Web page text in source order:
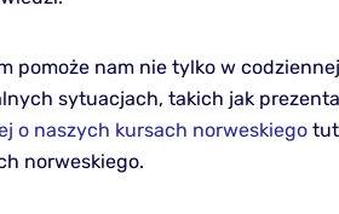
pomoże nam nie tylko w codziennej
sytuacjach, takich jak
o naszych kursach norweskiego
norweskiego.